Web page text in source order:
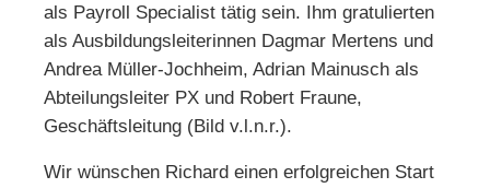
als Payroll Specialist tätig sein. Ihm gratulierten
als Ausbildungsleiterinnen Dagmar Mertens und
Andrea Müller-Jochheim, Adrian Mainusch als
Abteilungsleiter PX und Robert Fraune,
Geschäftsleitung (Bild v.l.n.r.).
Wir wünschen Richard einen erfolgreichen Start